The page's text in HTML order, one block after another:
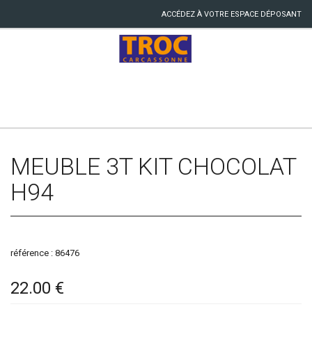
ACCÉDEZ À VOTRE ESPACE DÉPOSANT
MEUBLE 3T KIT CHOCOLAT
H94
référence : 86476
22.00 €